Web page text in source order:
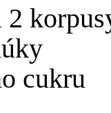
2
cukru